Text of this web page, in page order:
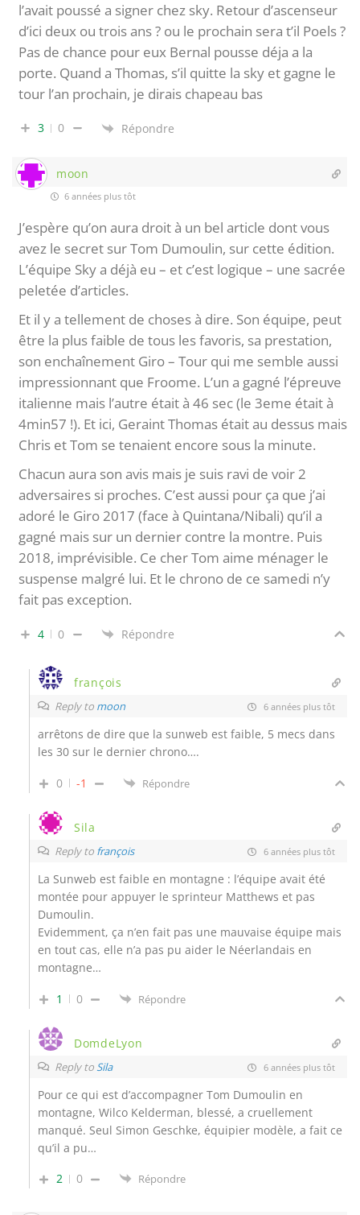
l’avait poussé a signer chez sky. Retour d’ascenseur
d’ici deux ou trois ans ? ou le prochain sera t’il Poels ?
Pas de chance pour eux Bernal pousse déja a la
porte. Quand a Thomas, s’il quitte la sky et gagne le
tour l’an prochain, je dirais chapeau bas
3 0 Répondre
moon
6 années plus tôt
J’espère qu’on aura droit à un bel article dont vous
avez le secret sur Tom Dumoulin, sur cette édition.
L’équipe Sky a déjà eu – et c’est logique – une sacrée
peletée d’articles.
Et il y a tellement de choses à dire. Son équipe, peut
être la plus faible de tous les favoris, sa prestation,
son enchaînement Giro – Tour qui me semble aussi
impressionnant que Froome. L’un a gagné l’épreuve
italienne mais l’autre était à 46 sec (le 3eme était à
4min57 !). Et ici, Geraint Thomas était au dessus mais
Chris et Tom se tenaient encore sous la minute.
Chacun aura son avis mais je suis ravi de voir 2
adversaires si proches. C’est aussi pour ça que j’ai
adoré le Giro 2017 (face à Quintana/Nibali) qu’il a
gagné mais sur un dernier contre la montre. Puis
2018, imprévisible. Ce cher Tom aime ménager le
suspense malgré lui. Et le chrono de ce samedi n’y
fait pas exception.
4 0 Répondre
françois
Reply to moon 6 années plus tôt
arrêtons de dire que la sunweb est faible, 5 mecs dans
les 30 sur le dernier chrono….
0 -1 Répondre
Sila
Reply to françois 6 années plus tôt
La Sunweb est faible en montagne : l’équipe avait été
montée pour appuyer le sprinteur Matthews et pas
Dumoulin.
Evidemment, ça n’en fait pas une mauvaise équipe mais
en tout cas, elle n’a pas pu aider le Néerlandais en
montagne…
1 0 Répondre
DomdeLyon
Reply toSila 6 années plus tôt
Pour ce qui est d’accompagner Tom Dumoulin en
montagne, Wilco Kelderman, blessé, a cruellement
manqué. Seul Simon Geschke, équipier modèle, a fait ce
qu’il a pu…
2
0 Répondre